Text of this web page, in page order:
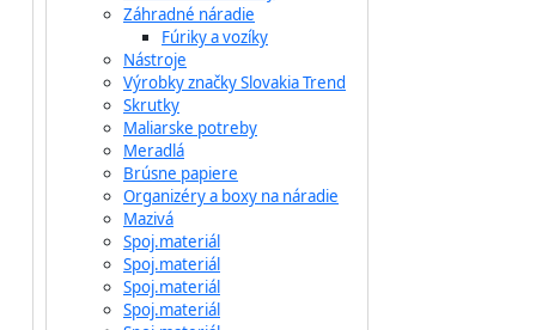
Záhradné náradie
Fúriky a vozíky
Nástroje
Výrobky značky Slovakia Trend
Skrutky
Maliarske potreby
Meradlá
Brúsne papiere
Organizéry a boxy na náradie
Mazivá
Spoj.materiál
Spoj.materiál
Spoj.materiál
Spoj.materiál